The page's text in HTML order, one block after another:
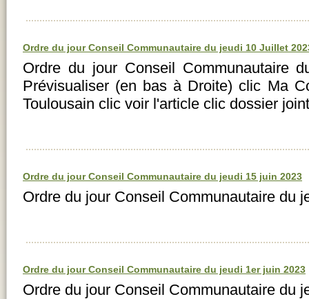
Ordre du jour Conseil Communautaire du jeudi 10 Juillet
Ordre du jour Conseil Communautaire
Prévisualiser (en bas à Droite) clic Ma
Toulousain clic voir l'article clic dossier
Ordre du jour Conseil Communautaire du jeudi 15 juin 2023
Ordre du jour Conseil Communautaire du
Ordre du jour Conseil Communautaire du jeudi 1er juin 2023
Ordre du jour Conseil Communautaire du